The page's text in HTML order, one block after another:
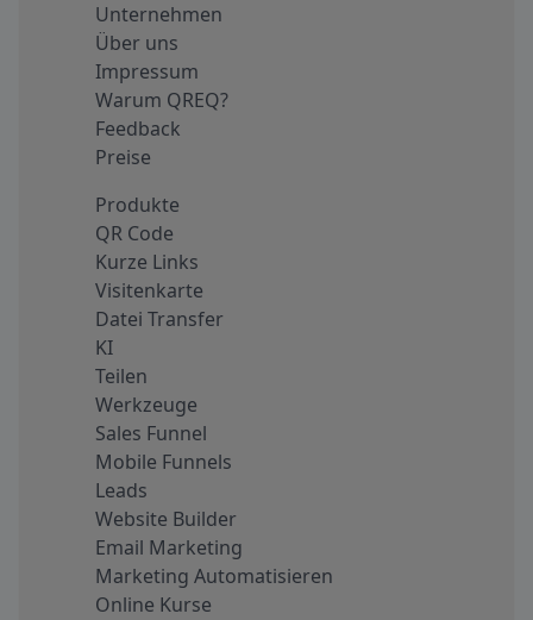
Unternehmen
Über uns
Impressum
Warum QREQ?
Feedback
Preise
Produkte
QR Code
Kurze Links
Visitenkarte
Datei Transfer
KI
Teilen
Werkzeuge
Sales Funnel
Mobile Funnels
Leads
Website Builder
Email Marketing
Marketing Automatisieren
Online Kurse